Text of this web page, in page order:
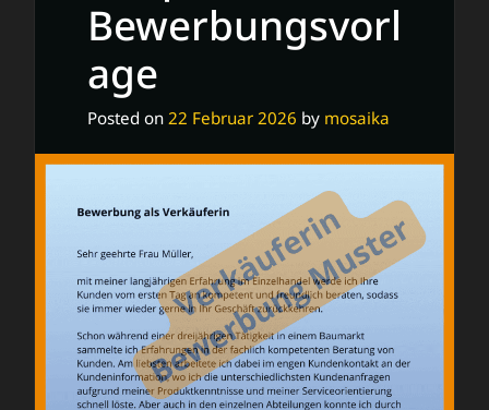
Bewerbungsvorl
age
Posted on 22 Februar 2026 by mosaika